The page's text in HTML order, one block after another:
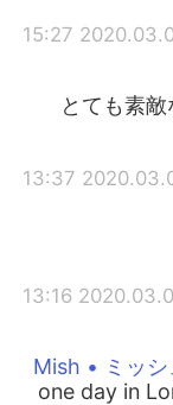
2020.03.08
とても素
2020.03.08
2020.03.08
one day in